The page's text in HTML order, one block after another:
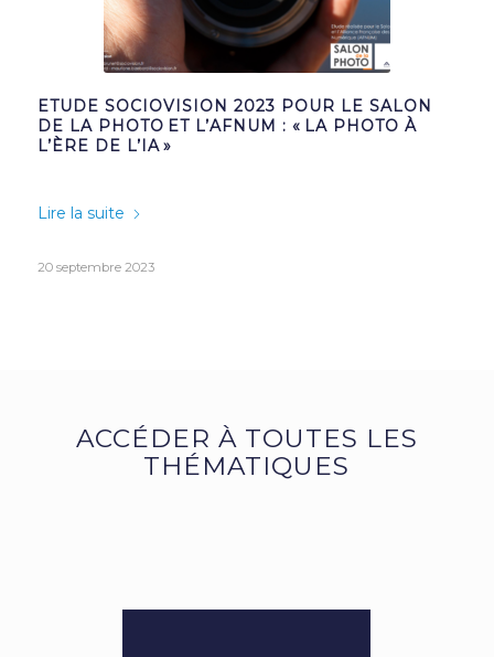
ETUDE SOCIOVISION 2023 POUR LE SALON
DE LA PHOTO ET L’AFNUM : « LA PHOTO À
L’ÈRE DE L’IA »
Lire la suite
20 septembre 2023
ACCÉDER À TOUTES LES
THÉMATIQUES